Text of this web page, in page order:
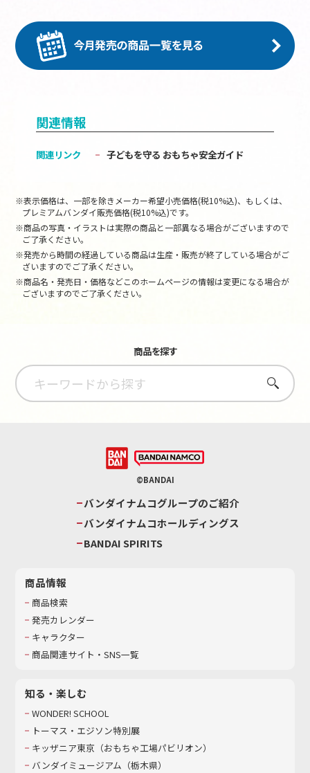
関連情報
関連リンク 子どもを守る おもちゃ安全ガイド
※表示価格は、一部を除きメーカー希望小売価格(税10%込)、もしくは、
プレミアムバンダイ販売価格(税10%込)です。
※商品の写真・イラストは実際の商品と一部異なる場合がございますので
ご了承ください。
※発売から時間の経過している商品は生産・販売が終了している場合がご
ざいますのでご了承ください。
※商品名・発売日・価格などこのホームページの情報は変更になる場合が
ございますのでご了承ください。
商品を探す
さがす
©BANDAI
バンダイナムコグループのご紹介
バンダイナムコホールディングス
BANDAI SPIRITS
商品情報
商品検索
発売カレンダー
キャラクター
商品関連サイト・SNS一覧
知る・楽しむ
WONDER! SCHOOL
トーマス・エジソン特別展
キッザニア東京（おもちゃ工場パビリオン）​
バンダイミュージアム（栃木県）